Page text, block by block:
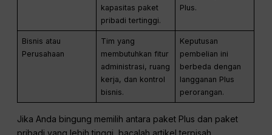
kapasitas paket
pribadi tertinggi.
Plus.
Bisnis atau
Perusahaan
Tim yang
membutuhkan fitur
administrasi, ruang
kerja, dan kontrol
bisnis.
Keputusan
pembelian ini
berbeda dengan
langganan Plus
perorangan.
Jika Anda bingung memilih antara paket Plus dan paket
pribadi yang lebih tinggi, bacalah artikel terpisah